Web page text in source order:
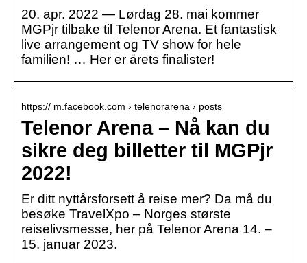
20. apr. 2022 — Lørdag 28. mai kommer
MGPjr tilbake til Telenor Arena. Et fantastisk
live arrangement og TV show for hele
familien! … Her er årets finalister!
https:// m.facebook.com › telenorarena › posts
Telenor Arena – Nå kan du
sikre deg billetter til MGPjr
2022!
Er ditt nyttårsforsett å reise mer? Da må du
besøke TravelXpo – Norges største
reiselivsmesse, her på Telenor Arena 14. –
15. januar 2023.